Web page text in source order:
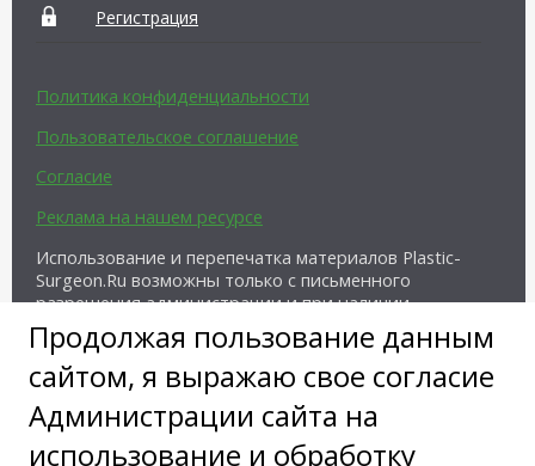
Продолжая пользование данным
сайтом, я выражаю свое согласие
Администрации сайта на
использование и обработку
Регистрация
Политика конфиденциальности
Пользовательское соглашение
Согласие
Реклама на нашем ресурсе
Использование и перепечатка материалов Plastic-
Surgeon.Ru возможны только с письменного
разрешения администрации и при наличии
активной ссылки на источник.